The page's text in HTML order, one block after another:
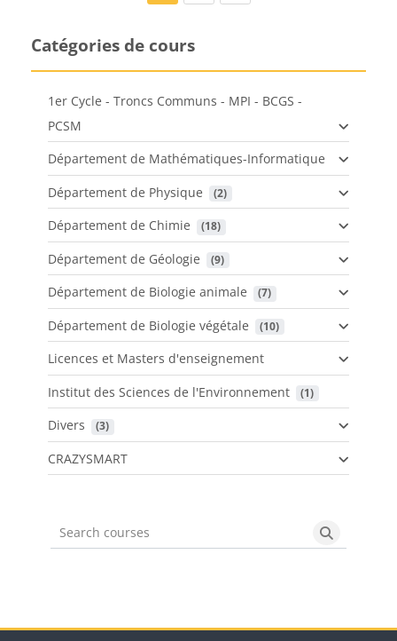
Catégories de cours
1er Cycle - Troncs Communs - MPI - BCGS -
PCSM
Département de Mathématiques-Informatique
Département de Physique
(2)
Département de Chimie (18)
Département de Géologie (9)
Département de Biologie animale (7)
Département de Biologie végétale (10)
Licences et Masters d'enseignement
Institut des Sciences de l'Environnement
(1)
Divers (3)
CRAZYSMART
Search courses Search